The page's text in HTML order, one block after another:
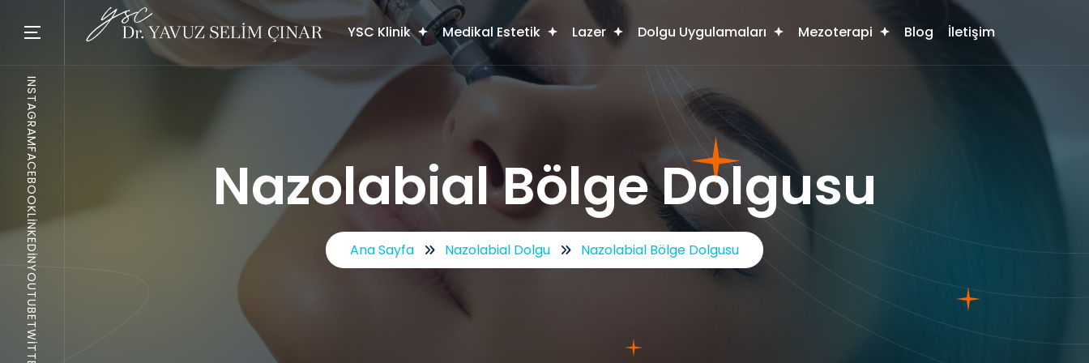
YSC Klinik Medikal Estetik Lazer Dolgu Uygulamaları Mezoterapi Blog İletişim
Nazolabial Bölge Dolgusu
Ana Sayfa Nazolabial Dolgu Nazolabial Bölge Dolgusu
INSTAGRAM
FACEBOOK
LINKEDIN
YOUTUBE
TWITTER